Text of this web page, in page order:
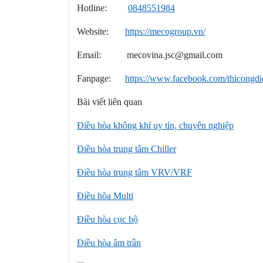
Hotline: 0848551984
Website: https://mecogroup.vn/
Email: mecovina.jsc@gmail.com
Fanpage: https://www.facebook.com/
Bài viết liên quan
Điều hòa không khí uy tín, chuyên nghiệp
Điều hòa trung tâm Chiller
Điều hòa trung tâm VRV/VRF
Điều hòa Multi
Điều hòa cục bộ
Điều hòa âm trần